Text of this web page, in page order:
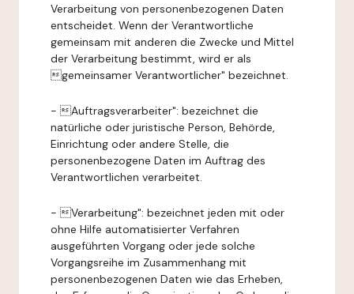
Verarbeitung von personenbezogenen Daten
entscheidet. Wenn der Verantwortliche
gemeinsam mit anderen die Zwecke und Mittel
der Verarbeitung bestimmt, wird er als
gemeinsamer Verantwortlicher" bezeichnet.
- Auftragsverarbeiter": bezeichnet die
natürliche oder juristische Person, Behörde,
Einrichtung oder andere Stelle, die
personenbezogene Daten im Auftrag des
Verantwortlichen verarbeitet.
- Verarbeitung": bezeichnet jeden mit oder
ohne Hilfe automatisierter Verfahren
ausgeführten Vorgang oder jede solche
Vorgangsreihe im Zusammenhang mit
personenbezogenen Daten wie das Erheben,